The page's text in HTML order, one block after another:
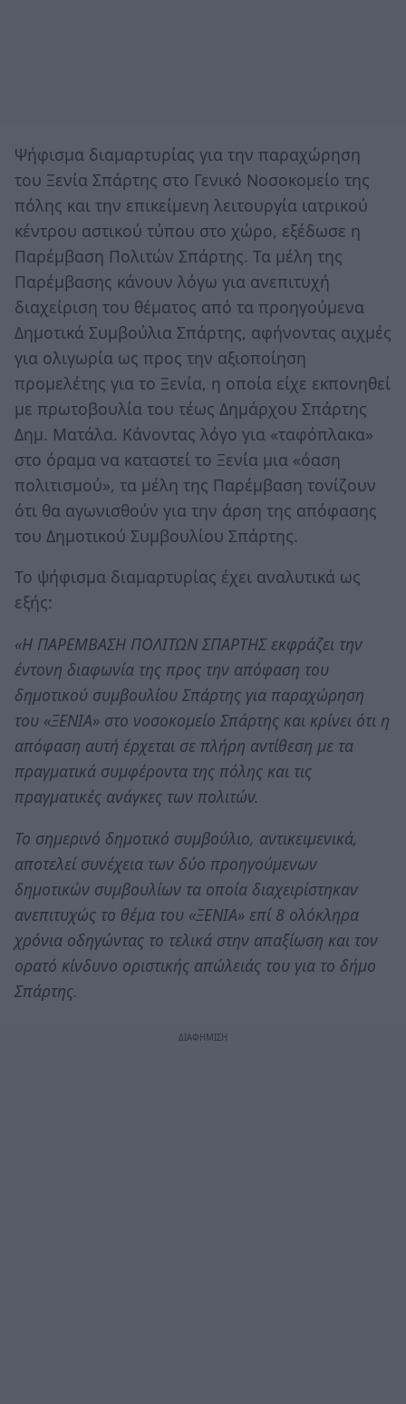
Ψήφισμα διαμαρτυρίας για την παραχώρηση
του Ξενία Σπάρτης στο Γενικό Νοσοκομείο της
πόλης και την επικείμενη λειτουργία ιατρικού
κέντρου αστικού τύπου στο χώρο, εξέδωσε η
Παρέμβαση Πολιτών Σπάρτης. Τα μέλη της
Παρέμβασης κάνουν λόγω για ανεπιτυχή
διαχείριση του θέματος από τα προηγούμενα
Δημοτικά Συμβούλια Σπάρτης, αφήνοντας αιχμές
για ολιγωρία ως προς την αξιοποίηση
προμελέτης για το Ξενία, η οποία είχε εκπονηθεί
με πρωτοβουλία του τέως Δημάρχου Σπάρτης
Δημ. Ματάλα. Κάνοντας λόγο για «ταφόπλακα»
στο όραμα να καταστεί το Ξενία μια «όαση
πολιτισμού», τα μέλη της Παρέμβαση τονίζουν
ότι θα αγωνισθούν για την άρση της απόφασης
του Δημοτικού Συμβουλίου Σπάρτης.
Το ψήφισμα διαμαρτυρίας έχει αναλυτικά ως
εξής:
«Η ΠΑΡΕΜΒΑΣΗ ΠΟΛΙΤΩΝ ΣΠΑΡΤΗΣ εκφράζει την
έντονη διαφωνία της προς την απόφαση του
δημοτικού συμβουλίου Σπάρτης για παραχώρηση
του «ΞΕΝΙΑ» στο νοσοκομείο Σπάρτης και κρίνει ότι η
απόφαση αυτή έρχεται σε πλήρη αντίθεση με τα
πραγματικά συμφέροντα της πόλης και τις
πραγματικές ανάγκες των πολιτών.
Το σημερινό δημοτικό συμβούλιο, αντικειμενικά,
αποτελεί συνέχεια των δύο προηγούμενων
δημοτικών συμβουλίων τα οποία διαχειρίστηκαν
ανεπιτυχώς το θέμα του «ΞΕΝΙΑ» επί 8 ολόκληρα
χρόνια οδηγώντας το τελικά στην απαξίωση και τον
ορατό κίνδυνο οριστικής απώλειάς του για το δήμο
Σπάρτης.